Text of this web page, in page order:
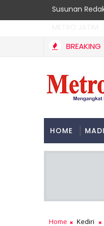
Susunan
BREAKING
HOME
Home Kediri